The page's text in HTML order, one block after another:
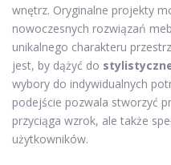
wnętrz. Oryginalne projekty
nowoczesnych rozwiązań
unikalnego charakteru
jest, by dążyć do
wybory do indywidualnych
podejście pozwala stworzyć
przyciąga wzrok, ale także
użytkowników.